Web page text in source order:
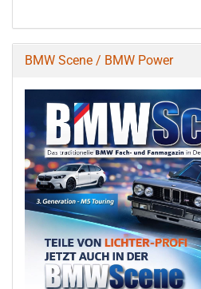
BMW Scene / BMW Power